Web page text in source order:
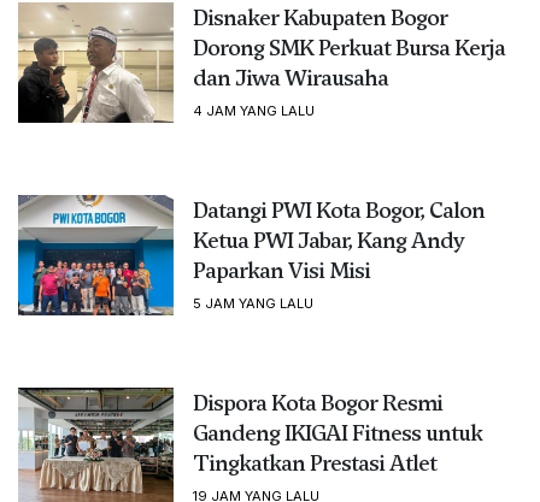
Disnaker Kabupaten Bogor
Dorong SMK Perkuat Bursa Kerja
dan Jiwa Wirausaha
4 JAM YANG LALU
Datangi PWI Kota Bogor, Calon
Ketua PWI Jabar, Kang Andy
Paparkan Visi Misi
5 JAM YANG LALU
Dispora Kota Bogor Resmi
Gandeng IKIGAI Fitness untuk
Tingkatkan Prestasi Atlet
19 JAM YANG LALU